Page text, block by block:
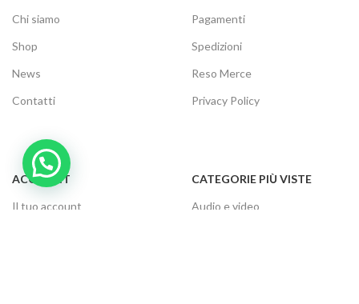
Chi siamo
Shop
News
Contatti
Pagamenti
Spedizioni
Reso Merce
Privacy Policy
ACCOUNT
Il tuo account
CATEGORIE PIÙ VISTE
Audio e video